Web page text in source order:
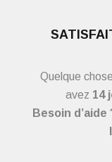
Quelque
avez 14
Besoin d’aide